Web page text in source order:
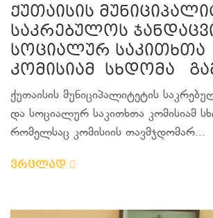
ქუთაისის
საკრებულოს
სოციალურ საკითხთა
კომისიამ სხდომა
ქუთაისის მუნიციპალიტეტის
და სოციალურ საკითხთა კომისიამ
რომელსაც კომისიის თავმჯდომარ...
ვრცლად